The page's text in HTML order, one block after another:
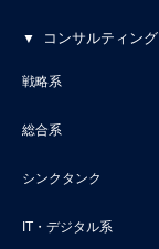
コンサルティング
戦略系
総合系
シンクタンク
IT・デジタル系